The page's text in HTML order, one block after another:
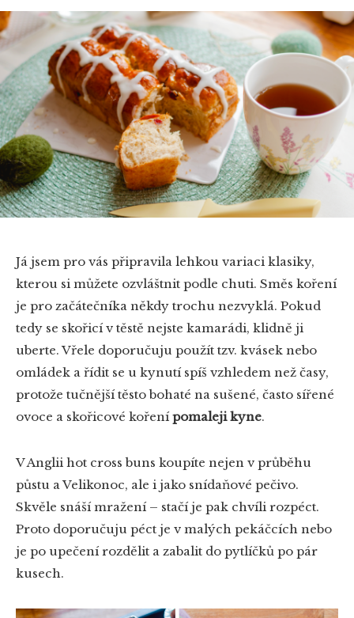
Já jsem pro vás připravila lehkou variaci klasiky,
kterou si můžete ozvláštnit podle chuti. Směs koření
je pro začátečníka někdy trochu nezvyklá. Pokud
tedy se skořicí v těstě nejste kamarádi, klidně ji
uberte. Vřele doporučuju použít tzv. kvásek nebo
omládek a řídit se u kynutí spíš vzhledem než časy,
protože tučnější těsto bohaté na sušené, často sířené
ovoce a skořicové koření pomaleji kyne.
V Anglii hot cross buns koupíte nejen v průběhu
půstu a Velikonoc, ale i jako snídaňové pečivo.
Skvěle snáší mražení – stačí je pak chvíli rozpéct.
Proto doporučuju péct je v malých pekáčcích nebo
je po upečení rozdělit a zabalit do pytlíčků po pár
kusech.